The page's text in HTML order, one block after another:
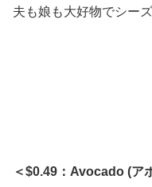
夫も娘も大好物でシー
＜$0.49：Avocado (ア